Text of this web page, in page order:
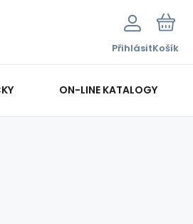
PřihlásitKošík
ON-LINE KATALOGY